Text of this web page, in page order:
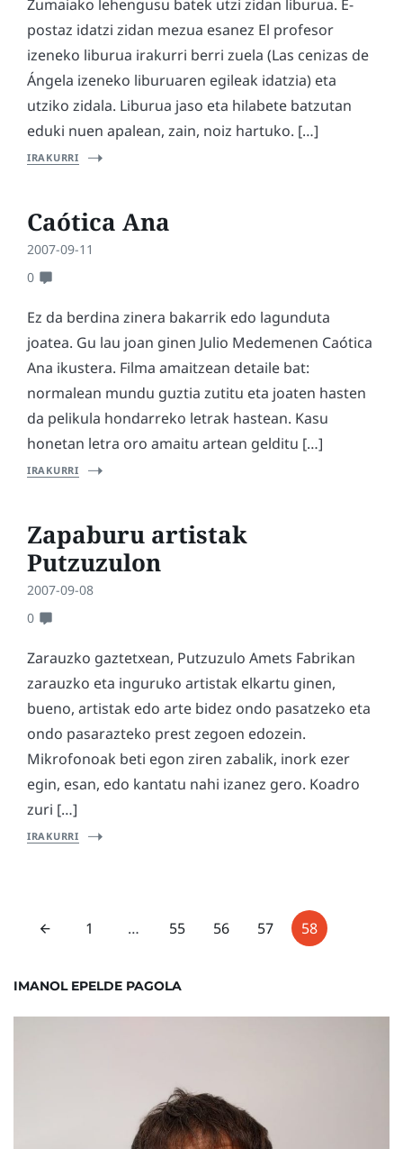
Zumaiako lehengusu batek utzi zidan liburua. E-
postaz idatzi zidan mezua esanez El profesor
izeneko liburua irakurri berri zuela (Las cenizas de
Ángela izeneko liburuaren egileak idatzia) eta
utziko zidala. Liburua jaso eta hilabete batzutan
eduki nuen apalean, zain, noiz hartuko. […]
IRAKURRI
Caótica Ana
2007-09-11
0
Ez da berdina zinera bakarrik edo lagunduta
joatea. Gu lau joan ginen Julio Medemenen Caótica
Ana ikustera. Filma amaitzean detaile bat:
normalean mundu guztia zutitu eta joaten hasten
da pelikula hondarreko letrak hastean. Kasu
honetan letra oro amaitu artean gelditu […]
IRAKURRI
Zapaburu artistak
Putzuzulon
2007-09-08
0
Zarauzko gaztetxean, Putzuzulo Amets Fabrikan
zarauzko eta inguruko artistak elkartu ginen,
bueno, artistak edo arte bidez ondo pasatzeko eta
ondo pasarazteko prest zegoen edozein.
Mikrofonoak beti egon ziren zabalik, inork ezer
egin, esan, edo kantatu nahi izanez gero. Koadro
zuri […]
IRAKURRI
1 … 55 56 57 58
IMANOL EPELDE PAGOLA